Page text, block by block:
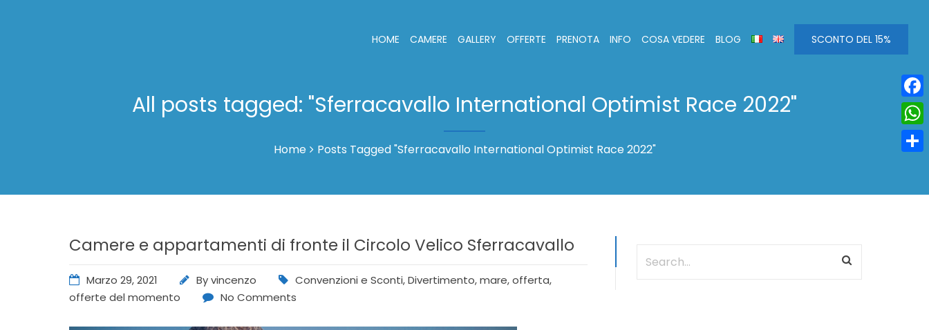
HOME CAMERE GALLERY OFFERTE PRENOTA INFO COSA VEDERE BLOG SCONTO DEL 15%
All posts tagged: "Sferracavallo International Optimist Race 2022"
Home Posts Tagged "Sferracavallo International Optimist Race 2022"
Camere e appartamenti di fronte il Circolo Velico Sferracavallo
Marzo 29, 2021 Byvincenzo Convenzioni e Sconti,Divertimento,mare,offerta,
offerte del momento
No Comments